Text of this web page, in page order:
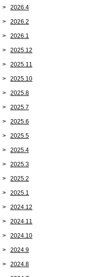
2026.4
2026.2
2026.1
2025.12
2025.11
2025.10
2025.8
2025.7
2025.6
2025.5
2025.4
2025.3
2025.2
2025.1
2024.12
2024.11
2024.10
2024.9
2024.8